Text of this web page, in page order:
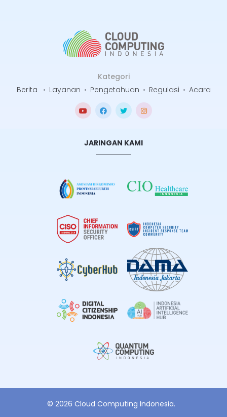
Kategori
Berita
• Layanan • Pengetahuan • Regulasi • Acara
JARINGAN KAMI
© 2026 Cloud Computing Indonesia.